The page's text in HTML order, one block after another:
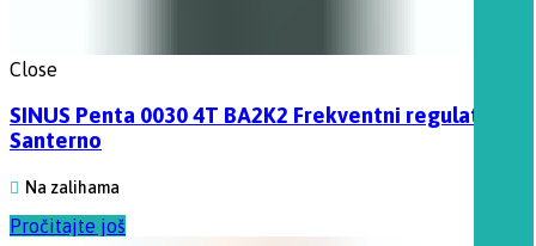
Close
SINUS Penta 0030 4T BA2K2 Frekventni regulator,
Santerno
Na zalihama
Pročitajte još